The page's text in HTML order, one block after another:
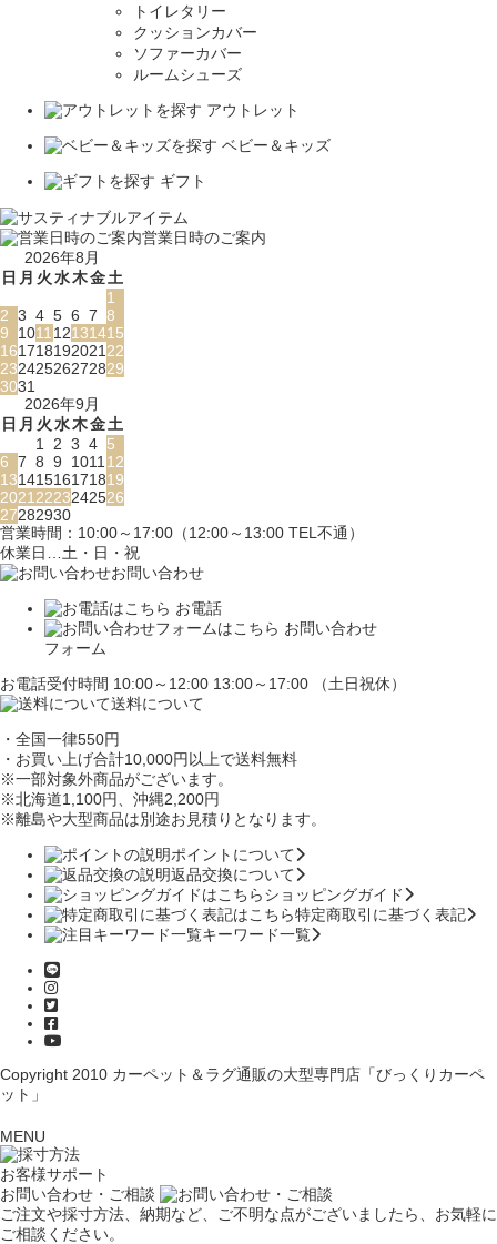
トイレタリー
クッションカバー
ソファーカバー
ルームシューズ
アウトレット
ベビー＆キッズ
ギフト
営業日時のご案内
2026年8月
日 月 火水木金土
1
2 3 4 5 6 7 8
9
1011 12131415
161718192021 22
23242526272829
3031
2026年9月
日 月 火水木金土
1
2 3 4 5
6 7 8 9 1011 12
13141516171819
2021 2223242526
27282930
営業時間：10:00～17:00（12:00～13:00 TEL不通）
休業日…土・日・祝
お問い合わせ
お電話
お問い合わせ
フォーム
お電話受付時間 10:00～12:00 13:00～17:00 （土日祝休）
送料について
・全国一律550円
・お買い上げ合計10,000円以上で送料無料
※一部対象外商品がございます。
※北海道1,100円 、沖縄2,200円
※離島や大型商品は別途お見積りとなります。
ポイントについて
返品交換について
ショッピングガイド
特定商取引に基づく表記
キーワード一覧
Copyright 2010 カーペット＆ラグ通販の大型専門店「びっくりカーペ
ット」
MENU
お客様サポート
お問い合わせ・ご相談
ご注文や採寸方法、納期など、ご不明な点がございましたら、お気軽に
ご相談ください。